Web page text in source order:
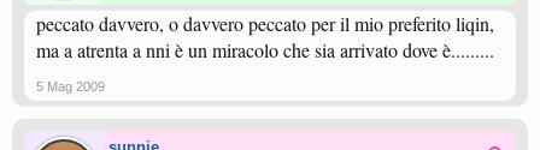
peccato davvero, o davvero peccato per il mio preferito liqin,
ma a atrenta a nni è un miracolo che sia arrivato dove è.........
5 Mag 2009